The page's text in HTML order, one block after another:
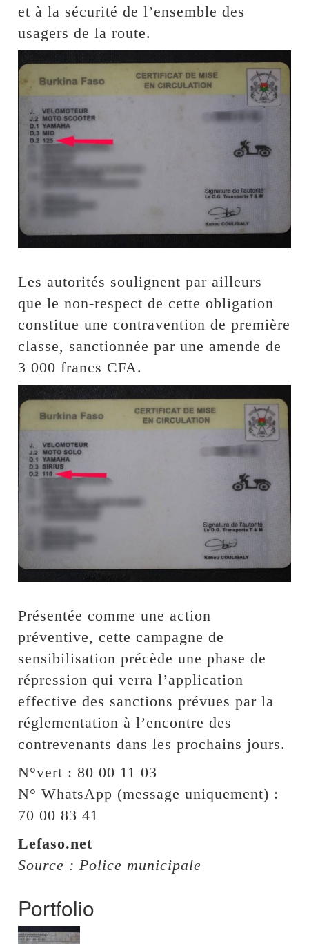
et à la sécurité de l’ensemble des
usagers de la route.
Les autorités soulignent par ailleurs
que le non-respect de cette obligation
constitue une contravention de première
classe, sanctionnée par une amende de
3 000 francs CFA.
Présentée comme une action
préventive, cette campagne de
sensibilisation précède une phase de
répression qui verra l’application
effective des sanctions prévues par la
réglementation à l’encontre des
contrevenants dans les prochains jours.
N°vert : 80 00 11 03
N° WhatsApp (message uniquement) :
70 00 83 41
Lefaso.net
Source : Police municipale
Portfolio